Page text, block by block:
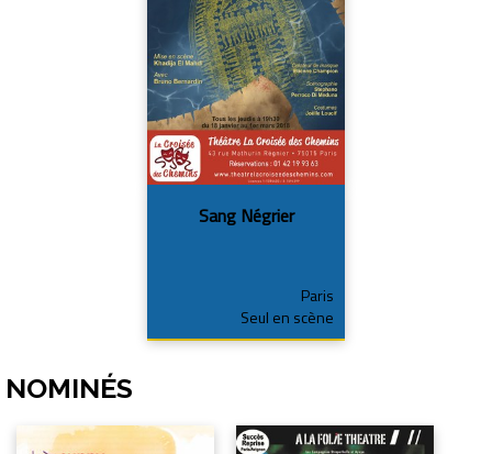
Sang Négrier
Paris
Seul en scène
NOMINÉS